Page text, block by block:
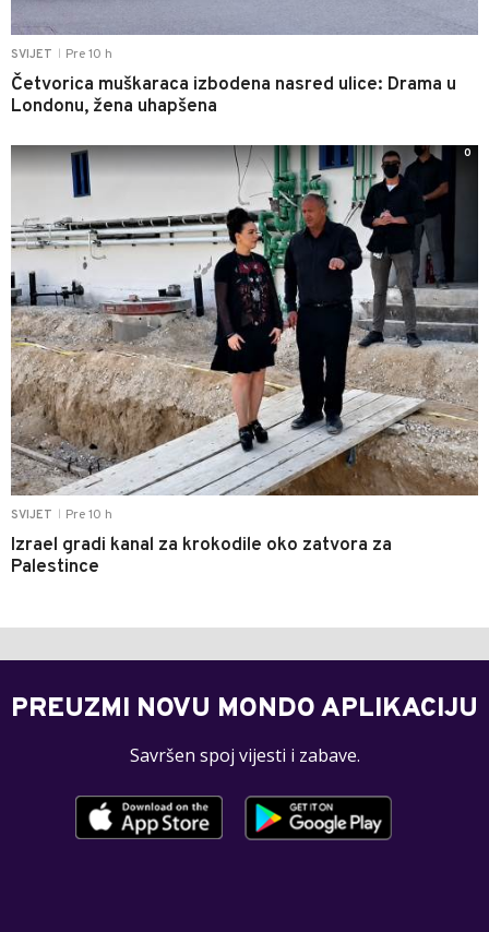
SVIJET Pre 10 h
Četvorica muškaraca izbodena nasred ulice: Drama u
Londonu, žena uhapšena
SVIJET Pre 10 h
Izrael gradi kanal za krokodile oko zatvora za
Palestince
0
PREUZMI NOVU MONDO APLIKACIJU
Savršen spoj vijesti i zabave.